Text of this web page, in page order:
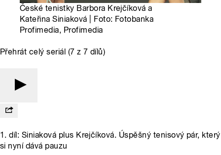
České tenistky Barbora Krejčíková a
Kateřina Siniaková | Foto: Fotobanka
Profimedia, Profimedia
Přehrát celý seriál (7 z 7 dílů)
1. díl: Siniaková plus Krejčíková. Úspěšný tenisový pár, který
si nyní dává pauzu